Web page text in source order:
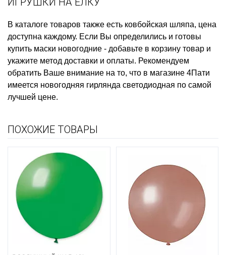
В каталоге товаров также есть ковбойская шляпа, цена
доступна каждому. Если Вы определились и готовы
купить маски новогодние - добавьте в корзину товар и
укажите метод доставки и оплаты. Рекомендуем
обратить Ваше внимание на то, что в магазине 4Пати
имеется новогодняя гирлянда светодиодная по самой
лучшей цене.
ПОХОЖИЕ ТОВАРЫ